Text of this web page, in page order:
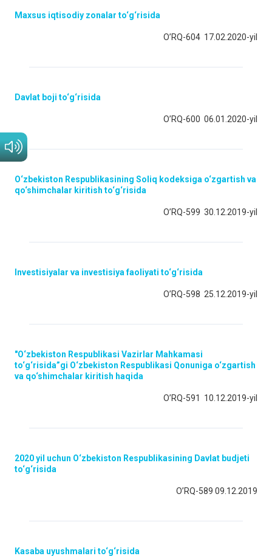
Maxsus iqtisodiy zonalar to‘g‘risida
O’RQ-604 17.02.2020-yil
Davlat boji to‘g‘risida
O’RQ-600 06.01.2020-yil
O‘zbekiston Respublikasining Soliq kodeksiga o‘zgartish va
qo‘shimchalar kiritish to‘g‘risida
O’RQ-599 30.12.2019-yil
Investisiyalar va investisiya faoliyati to‘g‘risida
O’RQ-598 25.12.2019-yil
"O‘zbekiston Respublikasi Vazirlar Mahkamasi
to‘g‘risida”gi O‘zbekiston Respublikasi Qonuniga o‘zgartish
va qo‘shimchalar kiritish haqida
O’RQ-591 10.12.2019-yil
2020 yil uchun O‘zbekiston Respublikasining Davlat budjeti
to‘g‘risida
O’RQ-589 09.12.2019
Kasaba uyushmalari to‘g‘risida